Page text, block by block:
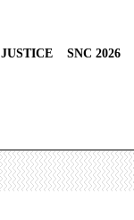
JUSTICE SNC 2026